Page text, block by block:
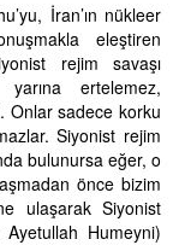
İran’ın nükleer
eleştiren
rejim savaşı
ertelemez,
Onlar sadece korku
Siyonist rejim
bulunursa eğer, o
önce bizim
ulaşarak Siyonist
Humeyni)